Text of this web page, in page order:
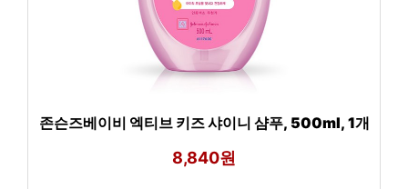
존슨즈베이비 엑티브 키즈 샤이니 샴푸, 500ml, 1개
8,840원